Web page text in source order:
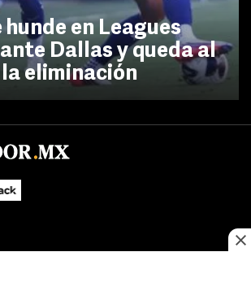
hunde en Leagues
Dallas y queda al
eliminación